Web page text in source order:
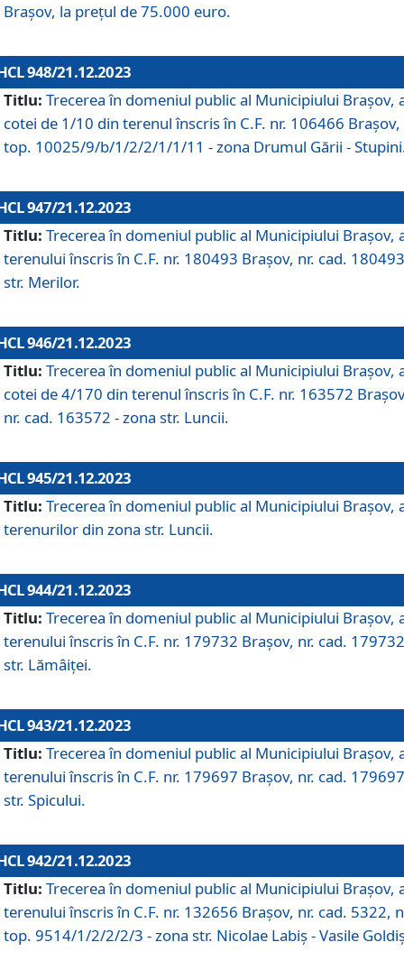
Brașov, la prețul de 75.000 euro.
948/21.12.2023
Titlu: Trecerea în domeniul public al Municipiului Braşov,
cotei de 1/10 din terenul înscris în C.F. nr. 106466 Brașov,
top. 10025/9/b/1/2/2/1/1/11 - zona Drumul Gării -
947/21.12.2023
Titlu: Trecerea în domeniul public al Municipiului Braşov,
terenului înscris în C.F. nr. 180493 Brașov, nr. cad.
str. Merilor.
946/21.12.2023
Titlu: Trecerea în domeniul public al Municipiului Braşov,
cotei de 4/170 din terenul înscris în C.F. nr. 163572
nr. cad. 163572 - zona str. Luncii.
945/21.12.2023
Titlu: Trecerea în domeniul public al Municipiului Braşov,
terenurilor din zona str. Luncii.
944/21.12.2023
Titlu: Trecerea în domeniul public al Municipiului Braşov,
terenului înscris în C.F. nr. 179732 Brașov, nr. cad.
str. Lămâiței.
943/21.12.2023
Titlu: Trecerea în domeniul public al Municipiului Braşov,
terenului înscris în C.F. nr. 179697 Brașov, nr. cad.
str. Spicului.
942/21.12.2023
Titlu: Trecerea în domeniul public al Municipiului Braşov,
terenului înscris în C.F. nr. 132656 Brașov, nr. cad. 5322,
top. 9514/1/2/2/2/3 - zona str. Nicolae Labiș - Vasile